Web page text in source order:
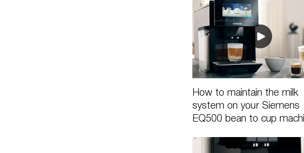
How to maintain the milk
system on your Siemens
EQ500 bean to cup